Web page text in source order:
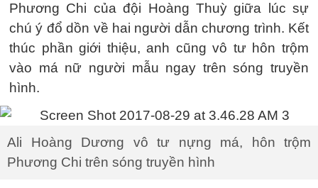
Phương Chi của đội Hoàng Thuỳ giữa lúc sự
chú ý đổ dồn về hai người dẫn chương trình. Kết
thúc phần giới thiệu, anh cũng vô tư hôn trộm
vào má nữ người mẫu ngay trên sóng truyền
hình.
Ali Hoàng Dương vô tư nựng má, hôn trộm
Phương Chi trên sóng truyền hình